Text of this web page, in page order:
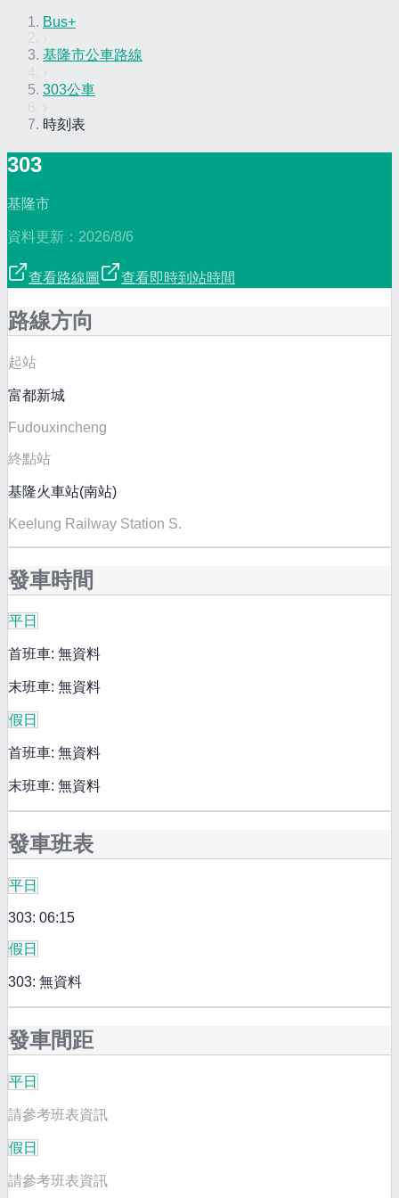
Bus+
基隆市公車路線
303公車
時刻表
303
基隆市
資料更新： 2026/8/6
查看路線圖 查看即時到站時間
路線方向
起站
富都新城
Fudouxincheng
終點站
基隆火車站(南站)
Keelung Railway Station S.
發車時間
平日
首班車: 無資料
末班車: 無資料
假日
首班車: 無資料
末班車: 無資料
發車班表
平日
303: 06:15
假日
303: 無資料
發車間距
平日
請參考班表資訊
假日
請參考班表資訊